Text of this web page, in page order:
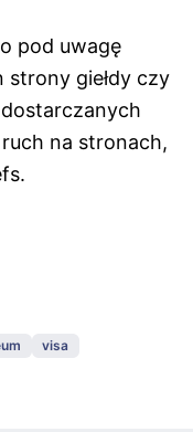
pod uwagę
strony giełdy czy
na stronach,
visa